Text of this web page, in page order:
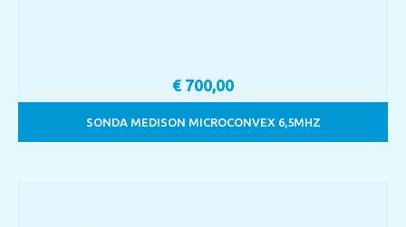
SONDA MEDISON MICROCONVEX 6,5MHZ
€ 700,00